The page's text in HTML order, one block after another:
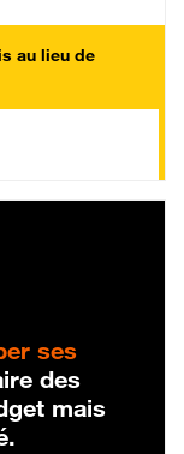
au lieu de
ses
des
mais